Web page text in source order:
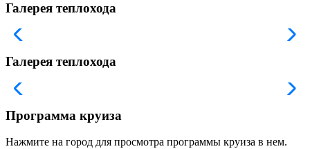
Галерея теплохода
Галерея теплохода
Программа круиза
Нажмите на город для просмотра программы круиза в нем.